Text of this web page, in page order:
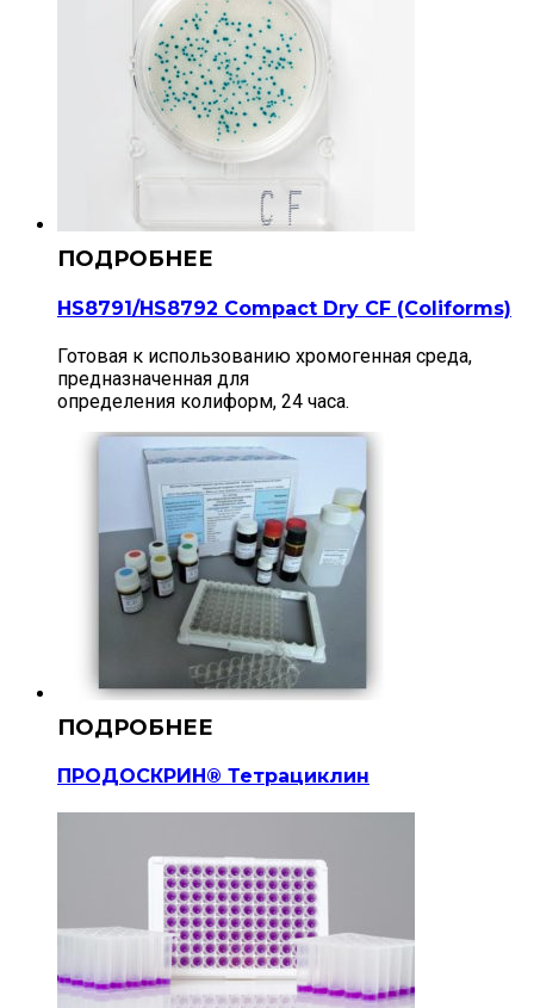
HS8791/HS8792 Compact Dry CF (Сoliforms)
Готовая к использованию хромогенная среда,
предназначенная для
определения колиформ, 24 часа.
ПРОДОСКРИН® Тетрациклин